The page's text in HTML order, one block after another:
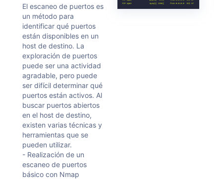
El escaneo de puertos es
un método para
identificar qué puertos
están disponibles en un
host de destino. La
exploración de puertos
puede ser una actividad
agradable, pero puede
ser difícil determinar qué
puertos están activos. Al
buscar puertos abiertos
en el host de destino,
existen varias técnicas y
herramientas que se
pueden utilizar.
- Realización de un
escaneo de puertos
básico con Nmap